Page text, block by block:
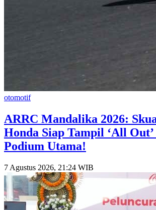
otomotif
​ARRC Mandalika 2026:
Honda Siap Tampil ‘All Out’
Podium Utama!
7 Agustus 2026, 21:24 WIB